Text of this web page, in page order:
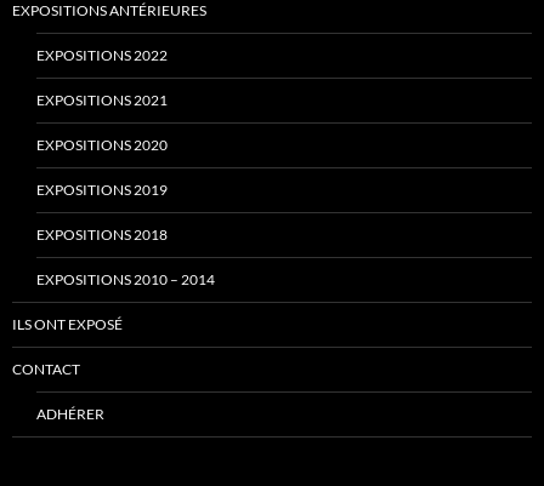
EXPOSITIONS ANTÉRIEURES
EXPOSITIONS 2022
EXPOSITIONS 2021
EXPOSITIONS 2020
EXPOSITIONS 2019
EXPOSITIONS 2018
EXPOSITIONS 2010 – 2014
ILS ONT EXPOSÉ
CONTACT
ADHÉRER